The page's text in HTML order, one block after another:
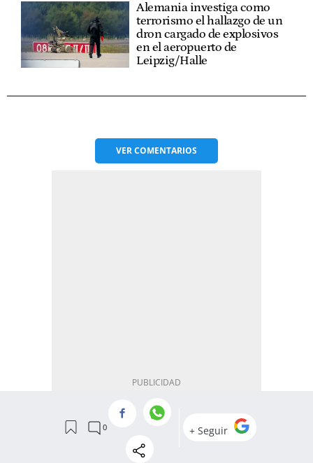
Alemania investiga como
terrorismo el hallazgo de un
dron cargado de explosivos
en el aeropuerto de
Leipzig/Halle
VERCOMENTARIOS